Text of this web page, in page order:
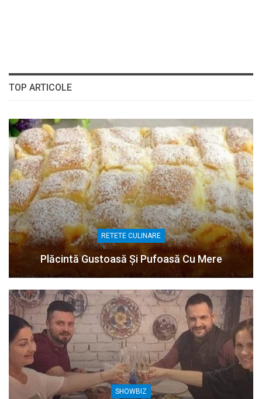
TOP ARTICOLE
RETETE CULINARE
Plăcintă Gustoasă Și Pufoasă Cu Mere
SHOWBIZ